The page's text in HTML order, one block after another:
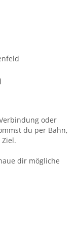
oder
du per Bahn,
dir mögliche